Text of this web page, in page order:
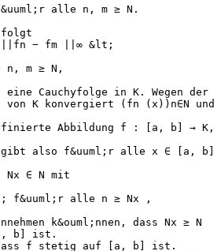
alle n, m ≥ N.
folgt
− fm ||∞ &lt;
m ≥ N,
Cauchyfolge in K. Wegen der
von K konvergiert (fn (x))n∈N und
Abbildung f : [a, b] → K,
also f&uuml;r alle x ∈ [a, b]
Nx ∈ N mit
alle n ≥ Nx ,
k&ouml;nnen, dass Nx ≥ N
b] ist.
f stetig auf [a, b] ist.